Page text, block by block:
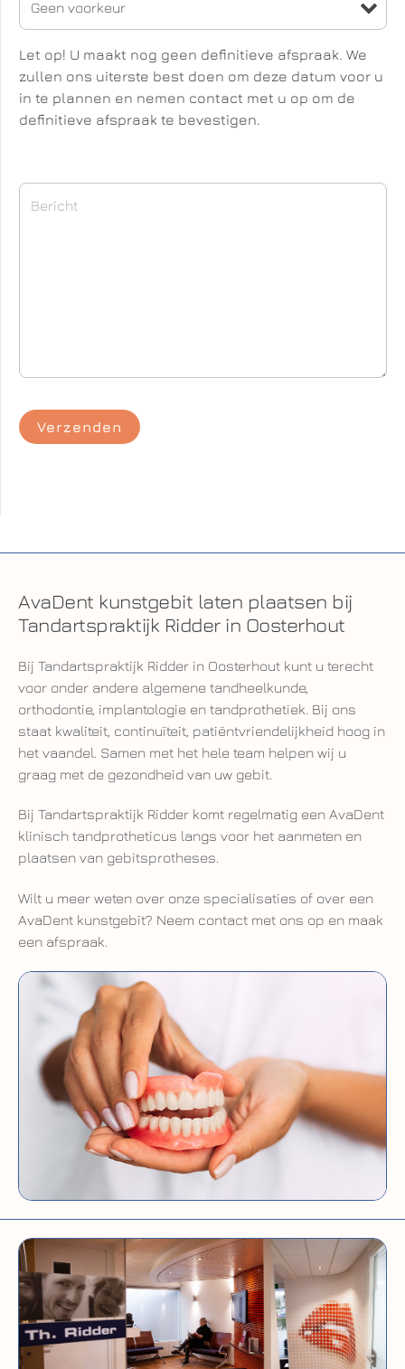
Let op! U maakt nog geen definitieve afspraak. We
zullen ons uiterste best doen om deze datum voor u
in te plannen en nemen contact met u op om de
definitieve afspraak te bevestigen.
AvaDent kunstgebit laten plaatsen bij
Tandartspraktijk Ridder in Oosterhout
Bij Tandartspraktijk Ridder in Oosterhout kunt u terecht
voor onder andere algemene tandheelkunde,
orthodontie, implantologie en tandprothetiek. Bij ons
staat kwaliteit, continuïteit, patiëntvriendelijkheid hoog in
het vaandel. Samen met het hele team helpen wij u
graag met de gezondheid van uw gebit.
Bij Tandartspraktijk Ridder komt regelmatig een AvaDent
klinisch tandprotheticus langs voor het aanmeten en
plaatsen van gebitsprotheses.
Wilt u meer weten over onze specialisaties of over een
AvaDent kunstgebit? Neem contact met ons op en maak
een afspraak.